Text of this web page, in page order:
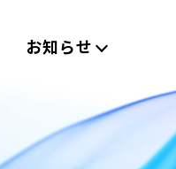
お知らせ